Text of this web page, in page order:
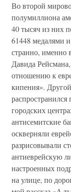
Во второй
полумиллиона
40 тысяч из них
61448 медалями
странно, именно
Давида
отношению к
кипения».
распространился
городских
антисемитские
оскверняли
разрисовывали
антиеврейскую
настроенных
на улице, по